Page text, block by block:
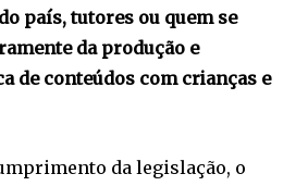
país, tutores ou quem se
da produção e
de conteúdos com crianças e
da legislação, o